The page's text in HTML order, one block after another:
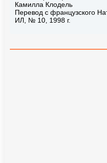
Камилла Клодель
Перевод с французского
ИЛ, № 10, 1998 г.